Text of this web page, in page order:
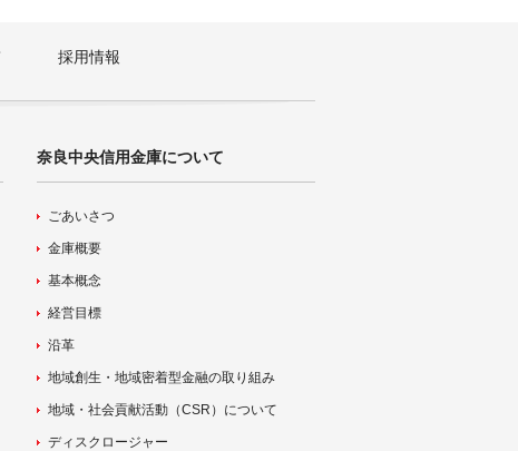
採用情報
奈良中央信用金庫について
ごあいさつ
金庫概要
基本概念
経営目標
沿革
地域創生・地域密着型金融の取り組み
地域・社会貢献活動（CSR）について
ディスクロージャー